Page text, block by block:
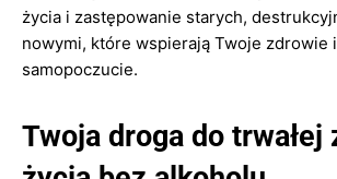
życia i zastępowanie starych,
nowymi, które wspierają Twoje zdrowie
samopoczucie.
Twoja droga do trwałej